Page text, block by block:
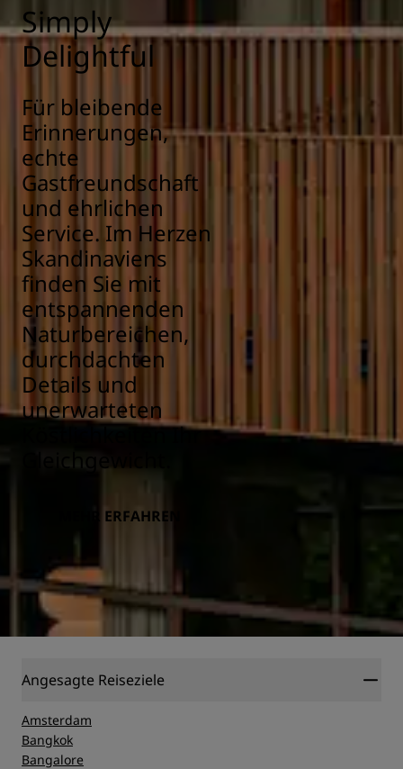
Simply
Delightful
Für bleibende
Erinnerungen,
echte
Gastfreundschaft
und ehrlichen
Service. Im Herzen
Skandinaviens
finden Sie mit
entspannenden
Naturbereichen,
durchdachten
Details und
unerwarteten
Köstlichkeiten Ihr
Gleichgewicht.
MEHR ERFAHREN
Angesagte Reiseziele
Amsterdam
Bangkok
Bangalore